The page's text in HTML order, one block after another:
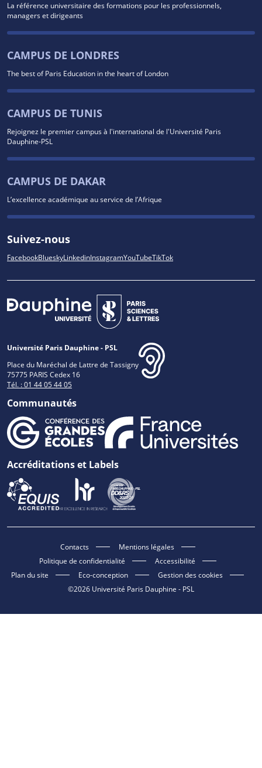
La référence universitaire des formations pour les professionnels,
managers et dirigeants
CAMPUS DE LONDRES
The best of Paris Education in the heart of London
CAMPUS DE TUNIS
Rejoignez le premier campus à l'international de l'Université Paris
Dauphine-PSL
CAMPUS DE DAKAR
L’excellence académique au service de l’Afrique
Suivez-nous
FacebookBlueskyLinkedinInstagramYouTubeTikTok
Université Paris Dauphine - PSL
Place du Maréchal de Lattre de Tassigny
75775 PARIS Cedex 16
Tél. : 01 44 05 44 05
Communautés
Accréditations et Labels
Contacts
Mentions légales
Politique de confidentialité
Accessibilité
Plan du site
Eco-conception
Gestion des cookies
©2026 Université Paris Dauphine - PSL